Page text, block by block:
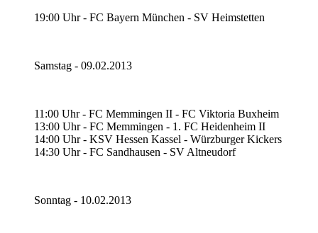
19:00 Uhr - FC Bayern München - SV Heimstetten
Samstag - 09.02.2013
11:00 Uhr - FC Memmingen II - FC Viktoria Buxheim
13:00 Uhr - FC Memmingen - 1. FC Heidenheim II
14:00 Uhr - KSV Hessen Kassel - Würzburger Kickers
14:30 Uhr - FC Sandhausen - SV Altneudorf
Sonntag - 10.02.2013